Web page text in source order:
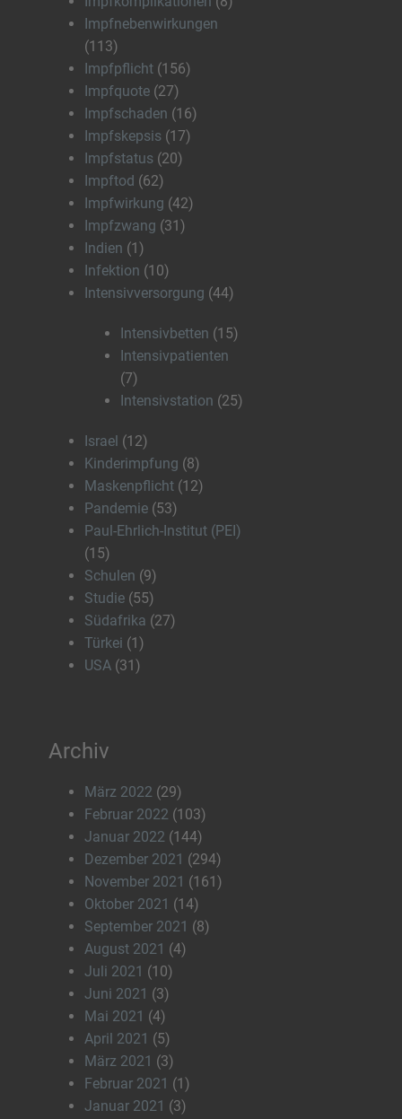
Impfnebenwirkungen
(113)
Impfpflicht (156)
Impfquote (27)
Impfschaden (16)
Impfskepsis (17)
Impfstatus (20)
Impftod (62)
Impfwirkung (42)
Impfzwang (31)
Indien (1)
Infektion (10)
Intensivversorgung (44)
Intensivbetten (15)
Intensivpatienten
(7)
Intensivstation (25)
Israel (12)
Kinderimpfung (8)
Maskenpflicht (12)
Pandemie (53)
Paul-Ehrlich-Institut (PEI)
(15)
Schulen (9)
Studie (55)
Südafrika (27)
Türkei (1)
USA (31)
Archiv
März 2022 (29)
Februar 2022 (103)
Januar 2022 (144)
Dezember 2021 (294)
November 2021 (161)
Oktober 2021 (14)
September 2021 (8)
August 2021 (4)
Juli 2021 (10)
Juni 2021 (3)
Mai 2021 (4)
April 2021 (5)
März 2021 (3)
Februar 2021 (1)
Januar 2021 (3)